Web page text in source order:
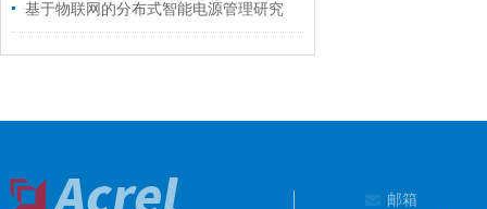
基于物联网的分布式智能电源管理研究
邮箱